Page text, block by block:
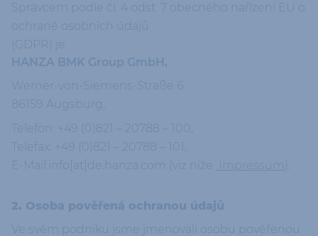
ochraně osobních údajů
HANZA BMK Group GmbH,
86159 Augsburg,
Telefon: +49 (0)821 – 20788 – 100,
Telefax: +49 (0)821 – 20788 – 101,
Impressum
2. Osoba pověřená ochranou údajů
Ve svém podniku jsme jmenovali osobu pověřenou